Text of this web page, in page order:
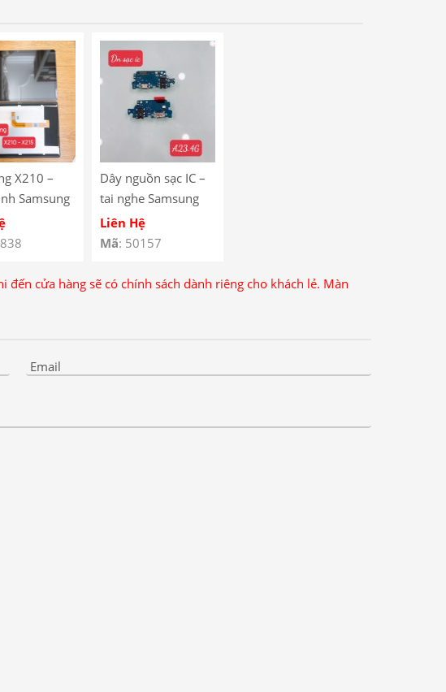
X210 –
Samsung
A9+ Wifi
LCD
Wifi –
Dây nguồn sạc IC –
tai nghe Samsung
A23.4G
Liên Hệ
Mã: 50157
cửa hàng sẽ có chính sách dành riêng cho khách lẻ. Màn
Email